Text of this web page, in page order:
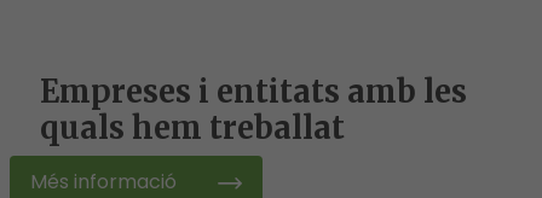
Empreses i entitats amb les
quals hem treballat
Més informació